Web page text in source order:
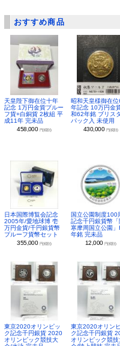
おすすめ商品
天皇陛下御在位十年
記念 1万円金貨プルー
フ貨+白銅貨 2枚組 平
成11年 完未品
458,000 円(税別)
昭和天皇様御在位
年記念 10万円金
和62年銘 ブリス
パック入 未使用
430,000 円(税別)
日本国際博覧会記念
2005年/愛地球博 壱
万円金貨/千円銀貨幣
プルーフ貨幣セット
355,000 円(税別)
国立公園制度100
記念千円銀貨幣「
寒摩周国立公園」
年銘 完未品
12,000 円(税別)
東京2020オリンピッ
ク記念千円銀貨 2020
オリンピック競技大
東京2020オリン
ク記念千円銀貨
オリンピック競技